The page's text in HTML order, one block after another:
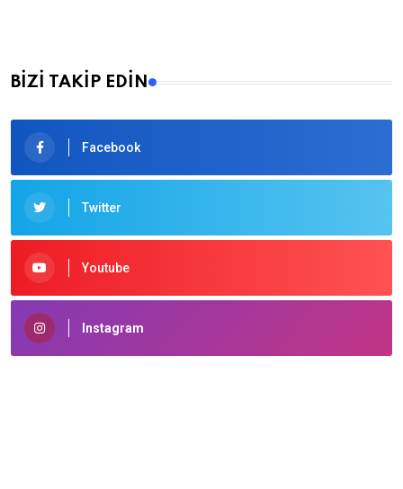
BİZİ TAKİP EDİN
Facebook
Twitter
Youtube
Instagram